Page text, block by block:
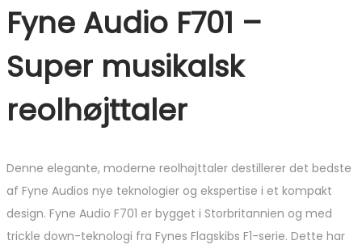
Fyne Audio F701 –
Super musikalsk
reolhøjttaler
Denne elegante, moderne reolhøjttaler destillerer det bedste
af Fyne Audios nye teknologier og ekspertise i et kompakt
design. Fyne Audio F701 er bygget i Storbritannien og med
trickle down-teknologi fra Fynes Flagskibs F1-serie. Dette har